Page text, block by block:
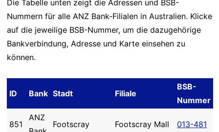
Die Tabelle unten zeigt die Adressen und BSB-
Nummern für alle ANZ Bank-Filialen in Australien. Klicke
auf die jeweilige BSB-Nummer, um die dazugehörige
Bankverbindung, Adresse und Karte einsehen zu
können.
ID Bank Stadt Filiale
BSB-
Nummer
851
ANZ
Footscray Footscray Mall 013-481